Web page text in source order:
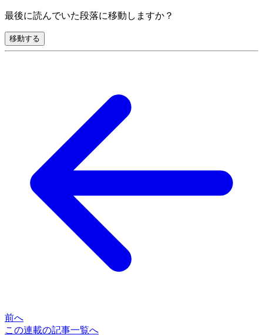
最後に読んでいた段落に移動しますか？
移動する
前へ
この連載の記事一覧へ